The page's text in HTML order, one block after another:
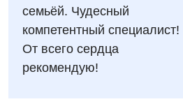
Для взрослых
Акушерство и гинекология
Аллергология, иммунология
Национальный скрининг здоровья 40+
семьёй. Чудесный
компетентный специалист!
От всего сердца
рекомендую!